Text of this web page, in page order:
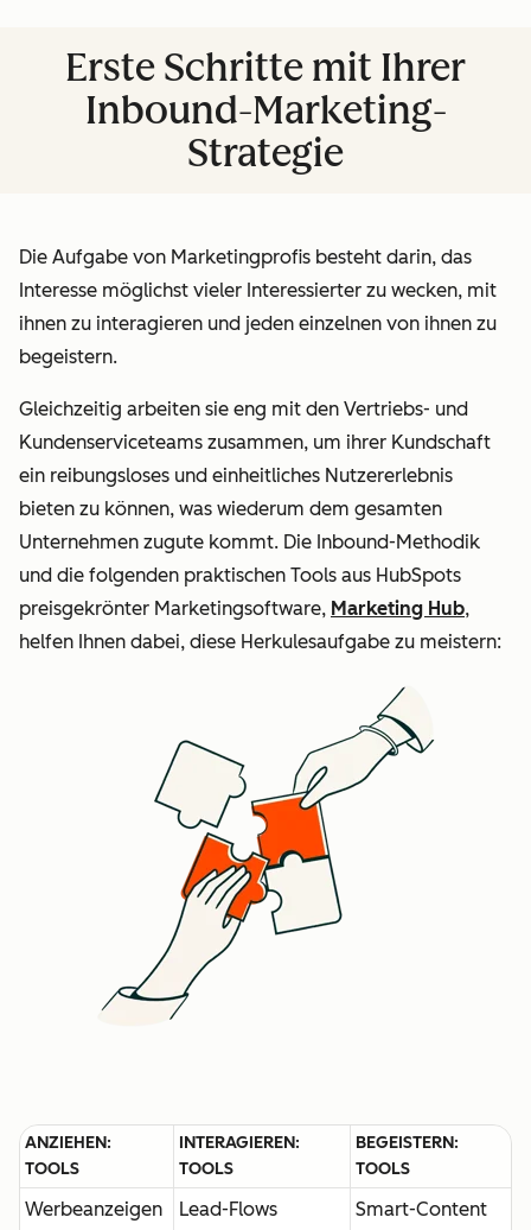
Erste Schritte mit Ihrer
Inbound-Marketing-
Strategie
Die Aufgabe von Marketingprofis besteht darin, das
Interesse möglichst vieler Interessierter zu wecken, mit
ihnen zu interagieren und jeden einzelnen von ihnen zu
begeistern.
Gleichzeitig arbeiten sie eng mit den Vertriebs- und
Kundenserviceteams zusammen, um ihrer Kundschaft
ein reibungsloses und einheitliches Nutzererlebnis
bieten zu können, was wiederum dem gesamten
Unternehmen zugute kommt. Die Inbound-Methodik
und die folgenden praktischen Tools aus HubSpots
preisgekrönter Marketingsoftware, Marketing Hub,
helfen Ihnen dabei, diese Herkulesaufgabe zu meistern:
ANZIEHEN:
TOOLS
INTERAGIEREN:
TOOLS
BEGEISTERN:
TOOLS
Werbeanzeigen
Lead-Flows
Smart-Content